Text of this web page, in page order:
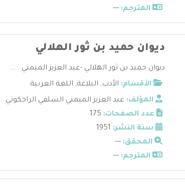
المترجم: ---
ديوان حميد بن ثور الهلالي
ديوان حميد بن ثور الهلالي -عبد العزيز الميمني . ...
الأقسام: الأدب, البلاغة, اللغة العربية
المؤلف: عبد العزيز الميمني السلفي الراجكوتي
عدد الصفحات:
سنة النشر:
المحقق: ---
المترجم: ---